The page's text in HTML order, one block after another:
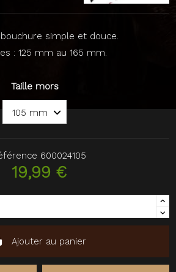
simple et douce.
: 125 mm au 165 mm.
Taille mors
600024105
19,99 €
Ajouter au panier